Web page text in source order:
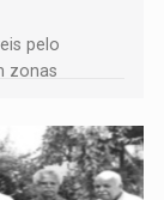
pelo
zonas